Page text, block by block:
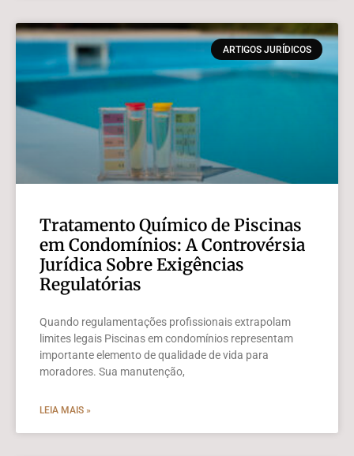
ARTIGOS JURÍDICOS
Tratamento Químico de Piscinas
em Condomínios: A Controvérsia
Jurídica Sobre Exigências
Regulatórias
Quando regulamentações profissionais extrapolam
limites legais Piscinas em condomínios representam
importante elemento de qualidade de vida para
moradores. Sua manutenção,
LEIA MAIS »